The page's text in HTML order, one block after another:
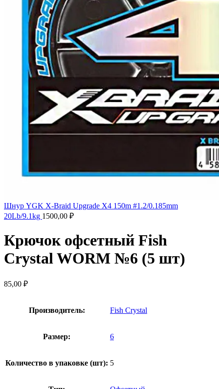
Шнур YGK X-Braid Upgrade X4 150m #1.2/0.185mm
20Lb/9.1kg 1500,00 ₽
Крючок офсетный Fish
Crystal WORM №6 (5 шт)
85,00 ₽
Производитель: Fish Crystal
Размер: 6
Количество в упаковке (шт): 5